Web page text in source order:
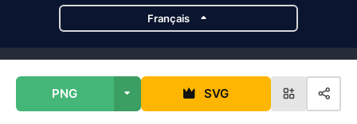
PNG SVG
Français